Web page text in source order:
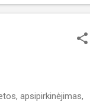
apsipirkinėjimas,